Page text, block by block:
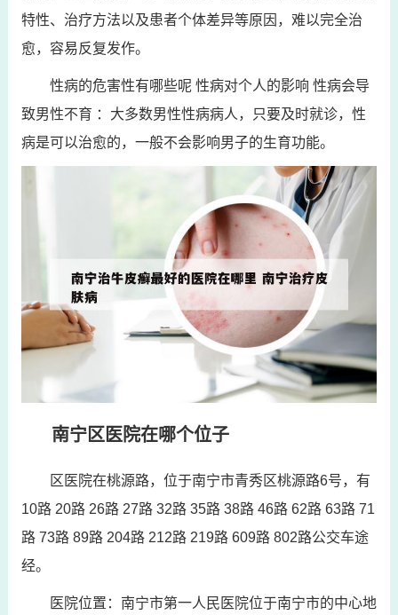
特性、治疗方法以及患者个体差异等原因，难以完全治
愈，容易反复发作。
性病的危害性有哪些呢 性病对个人的影响 性病会导
致男性不育 ：大多数男性性病病人，只要及时就诊，性
病是可以治愈的，一般不会影响男子的生育功能。
南宁区医院在哪个位子
区医院在桃源路，位于南宁市青秀区桃源路6号，有
10路 20路 26路 27路 32路 35路 38路 46路 62路 63路 71
路 73路 89路 204路 212路 219路 609路 802路公交车途
经。
医院位置：南宁市第一人民医院位于南宁市的中心地